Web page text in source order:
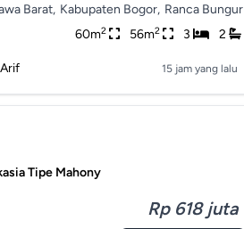
Barat, Kabupaten Bogor, Ranca Bungur
60m2 56m2 3 2
15 jam yang lalu
Tipe Mahony
Rp 618 juta